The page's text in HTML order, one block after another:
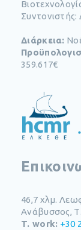
Διάρκεια:
359.617€
46,7 χλμ.
Ανάβυσσος,
T. work: +30